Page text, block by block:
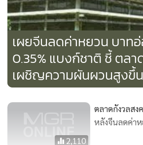
เผยจีนลดค่าหยวน บาท
0.35% แบงก์ชาติ ชี้ ตลา
เผชิญความผันผวนสูงขึ้น
2,110
ตลาดกังวลสง
หลังจีนลดค่า